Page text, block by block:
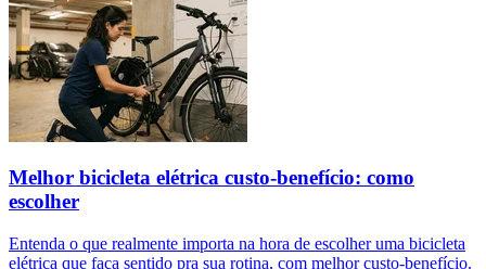
Melhor bicicleta elétrica custo-benefício: como
escolher
Entenda o que realmente importa na hora de escolher uma bicicleta
elétrica que faça sentido pra sua rotina, com melhor custo-benefício.